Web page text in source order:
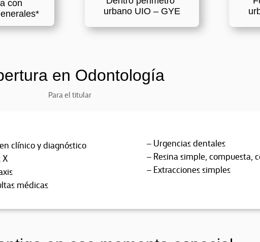
con
urbano UIO – GYE
en Odontología
Para el titular
clínico y diagnóstico
X
médicas
– Urgencias dentales
– Resina simple, compuesta,
– Extracciones simples